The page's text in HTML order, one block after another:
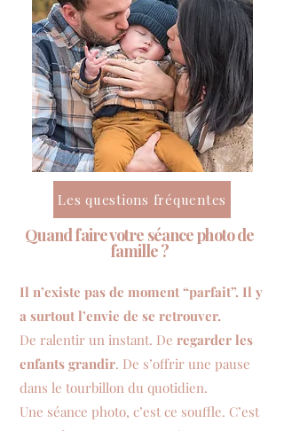
Les questions fréquentes
Quand faire votre séance photo de
famille ?
Il n’existe pas de moment “parfait”. Il y
a surtout l’envie de se retrouver.
De ralentir un instant. De regarder les
enfants grandir. De s’offrir une pause
dans le tourbillon du quotidien.
Une séance photo, c’est ce souffle. C’est